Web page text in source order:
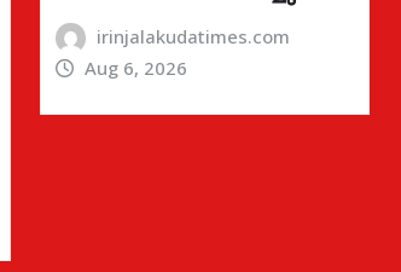
irinjalakudatimes.com
Aug 6, 2026